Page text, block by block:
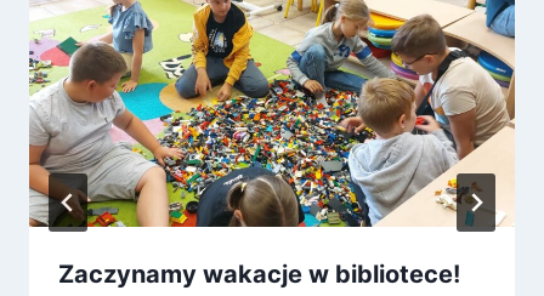
Zaczynamy wakacje w bibliotece!